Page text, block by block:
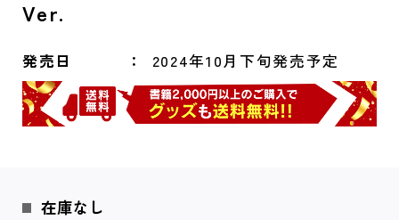
Ver.
発売日 2024年10月下旬発売予定
在庫なし